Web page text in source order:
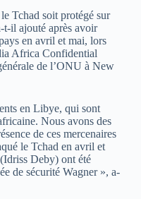
Tchad soit protégé sur
t-il ajouté après avoir
en avril et mai, lors
Africa Confidential
de l’ONU à New
en Libye, qui sont
Nous avons des
de ces mercenaires
le Tchad en avril et
Deby) ont été
de sécurité Wagner », a-